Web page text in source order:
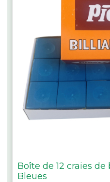
Boîte de 12 craies de
Bleues